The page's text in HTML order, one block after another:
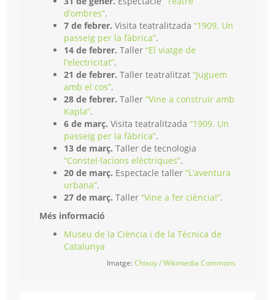
d’ombres”.
7 de febrer. Visita teatralitzada “1909. Un
passeig per la fàbrica”.
14 de febrer. Taller “El viatge de
l’electricitat”.
21 de febrer. Taller teatralitzat “Juguem
amb el cos”.
28 de febrer. Taller “Vine a construir amb
Kapla”.
6 de març. Visita teatralitzada “1909. Un
passeig per la fàbrica”.
13 de març. Taller de tecnologia
“Constel·lacions elèctriques”.
20 de març. Espectacle taller “L’aventura
urbana”.
27 de març. Taller “Vine a fer ciència!”.
Més informació
Museu de la Ciència i de la Tècnica de
Catalunya
Imatge:Chixoy / Wikimedia Commons